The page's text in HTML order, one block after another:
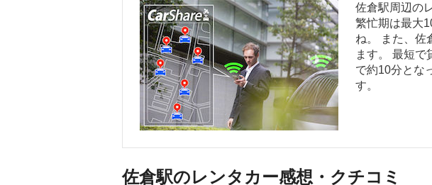
佐倉駅周辺の
繁忙期は最大
ね。 また、佐
ます。 最短で
で約10分とな
す。
佐倉駅のレンタカー感想・クチコミ